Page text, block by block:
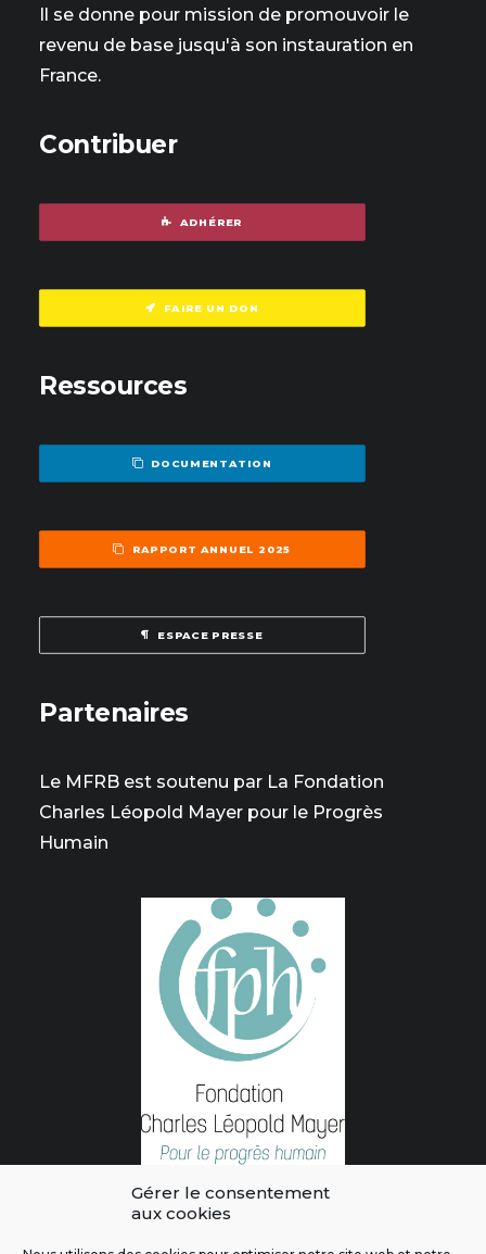
Gérer le consentement
aux cookies
Il se donne pour mission de promouvoir le
revenu de base jusqu'à son instauration en
France.
Contribuer
ADHÉRER
FAIRE UN DON
Ressources
DOCUMENTATION
RAPPORT ANNUEL 2025
ESPACE PRESSE
Partenaires
Le MFRB est soutenu par La Fondation
Charles Léopold Mayer pour le Progrès
Humain